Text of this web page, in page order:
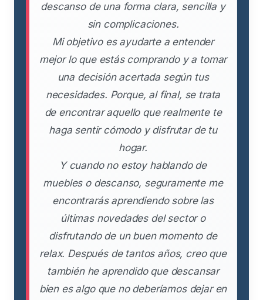
descanso de una forma clara, sencilla y
sin complicaciones.
Mi objetivo es ayudarte a entender
mejor lo que estás comprando y a tomar
una decisión acertada según tus
necesidades. Porque, al final, se trata
de encontrar aquello que realmente te
haga sentir cómodo y disfrutar de tu
hogar.
Y cuando no estoy hablando de
muebles o descanso, seguramente me
encontrarás aprendiendo sobre las
últimas novedades del sector o
disfrutando de un buen momento de
relax. Después de tantos años, creo que
también he aprendido que descansar
bien es algo que no deberíamos dejar en